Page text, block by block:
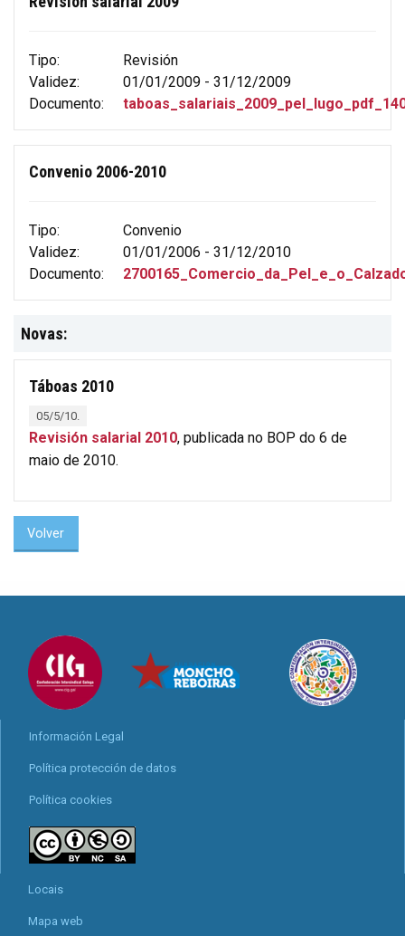
Tipo:
Revisión
Validez:
01/01/2009 - 31/12/2009
Documento:
Convenio 2006-2010
Tipo:
Convenio
Validez:
01/01/2006 - 31/12/2010
Documento:
Novas:
Táboas 2010
05/5/10.
Revisión salarial 2010, publicada no BOP do 6 de
maio de 2010.
Volver
Información Legal
Política protección de datos
Política cookies
Locais
Mapa web